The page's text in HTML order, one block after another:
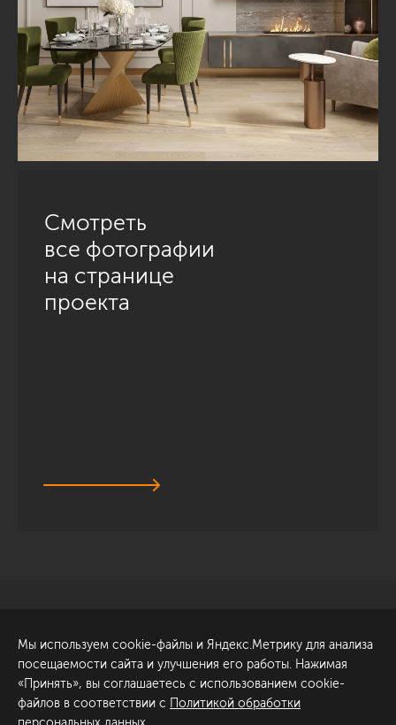
Смотреть
все фотографии
на странице
проекта
Обсудить проект
ул. Академика Павлова, 6
к1
+7 (812) 200-95-55
Мы используем cookie-файлы и Яндекс.Метрику для анализа
посещаемости сайта и улучшения его работы. Нажимая
«Принять», вы соглашаетесь с использованием cookie-
файлов в соответствии с Политикой обработки